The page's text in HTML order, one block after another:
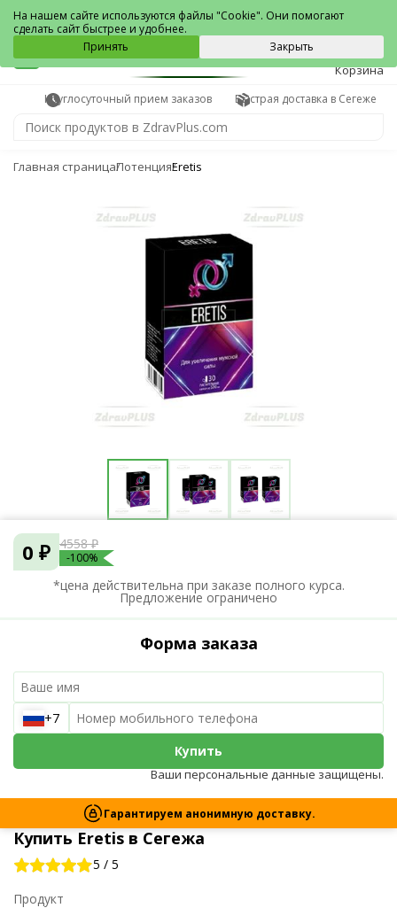
Сегежа
0
Корзина
Круглосуточный прием заказов Быстрая доставка в Сегеже
Главная страницаПотенцияEretis
Купить Eretis в Сегежа
5 / 5
Продукт
0 ₽ 4558 ₽
-100%
*цена действительна при заказе полного курса.
Предложение ограничено
Форма заказа
+7
Купить
Ваши персональные данные защищены.
Гарантируем анонимную доставку.
На нашем сайте используются файлы "Cookie". Они помогают
сделать сайт быстрее и удобнее.
Принять
Закрыть